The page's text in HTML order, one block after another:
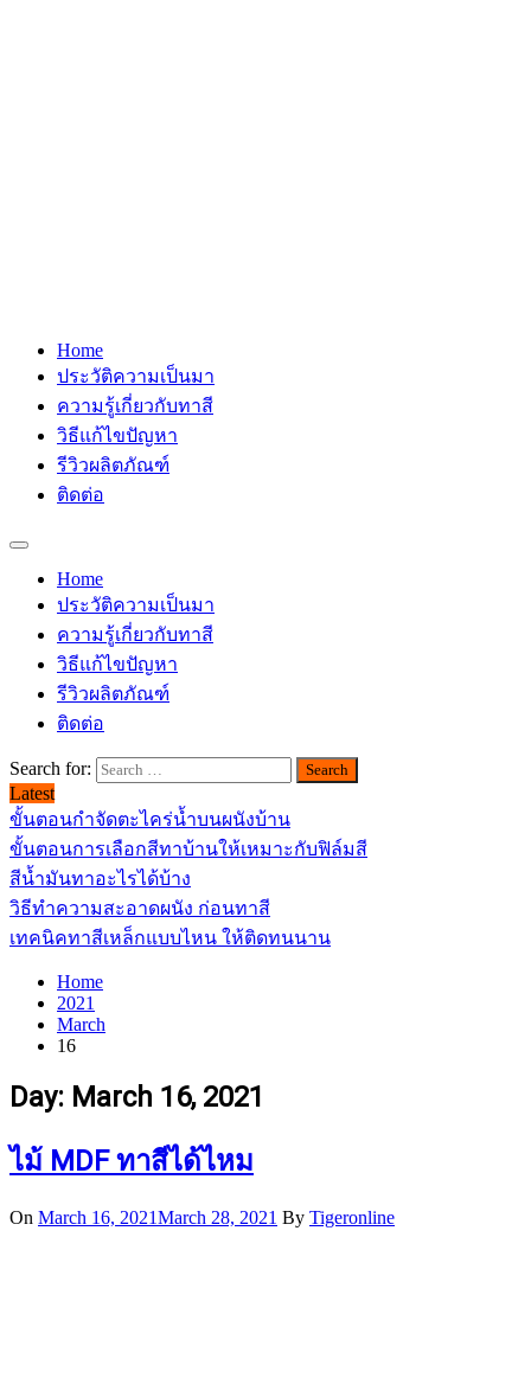
Home
ประวัติความเป็นมา
ความรู้เกี่ยวกับทาสี
วิธีแก้ไขปัญหา
รีวิวผลิตภัณฑ์
ติดต่อ
Home
ประวัติความเป็นมา
ความรู้เกี่ยวกับทาสี
วิธีแก้ไขปัญหา
รีวิวผลิตภัณฑ์
ติดต่อ
Search for:
Latest
ขั้นตอนกำจัดตะไคร่น้ำบนผนังบ้าน
ขั้นตอนการเลือกสีทาบ้านให้เหมาะกับฟิล์มสี
สีน้ำมันทาอะไรได้บ้าง
วิธีทำความสะอาดผนัง ก่อนทาสี
เทคนิคทาสีเหล็กแบบไหน ให้ติดทนนาน
Home
2021
March
16
Day: March 16, 2021
ไม้ MDF ทาสีได้ไหม
On March 16, 2021March 28, 2021 By Tigeronline